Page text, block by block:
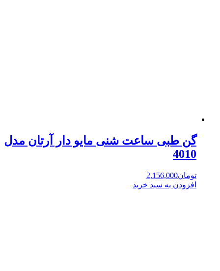
گن طبی ساعت شنی مایو دار آرتان مدل
4010
تومان2,156,000
افزودن به سبد خرید